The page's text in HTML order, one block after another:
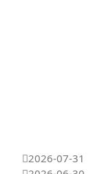
2026-07-31